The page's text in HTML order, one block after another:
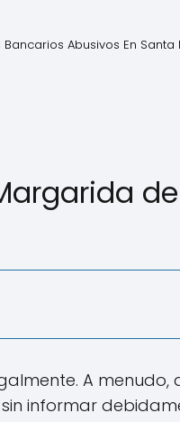
Abusivos En
A menudo,
informar